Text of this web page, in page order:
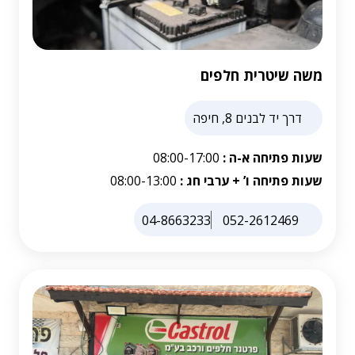
משה שיטרית חלפים
דרך יד לבנים 8, חיפה
שעות פתיחה א-ה : 08:00-17:00
שעות פתיחה ו’ + ערבי חג : 08:00-13:00
052-2612469
04-8663233